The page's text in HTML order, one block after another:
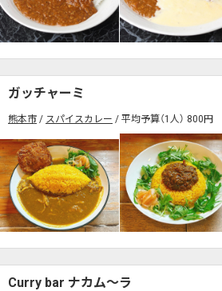
ガッチャーミ
熊本市 スパイスカレー 平均予算（1人） 800円
Curry bar ナカム～ラ